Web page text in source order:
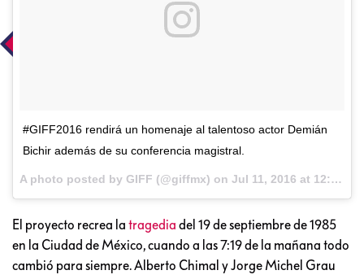
#GIFF2016 rendirá un homenaje al talentoso actor Demián
Bichir además de su conferencia magistral.
A photo posted by GIFF (@giffmx) on Jul 11, 2016 at 12:37pm PDT
El proyecto recrea la tragedia del 19 de septiembre de 1985
en la Ciudad de México, cuando a las 7:19 de la mañana todo
cambió para siempre. Alberto Chimal y Jorge Michel Grau